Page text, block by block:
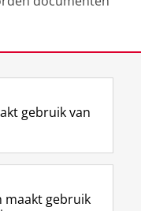
R
S
-
I
n
t
Y
o
T
gebruik van
maakt gebruik